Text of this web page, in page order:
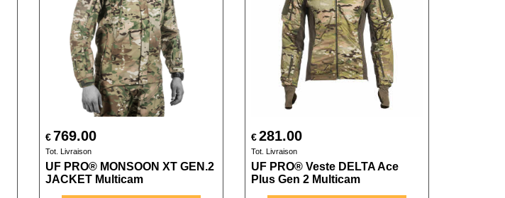
€769.00
Tot. Livraison
UF PRO® MONSOON XT GEN.2
JACKET Multicam
€281.00
Tot. Livraison
UF PRO® Veste DELTA Ace
Plus Gen 2 Multicam